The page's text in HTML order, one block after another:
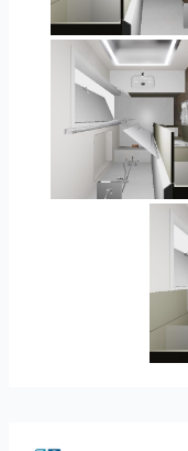
JEGOUX-PASSER
JEGOUX-PASSER 2